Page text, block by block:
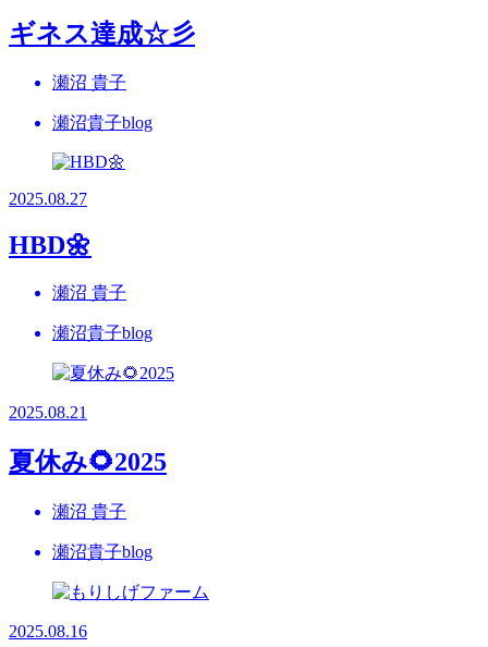
ギネス達成☆彡
瀬沼 貴子
瀬沼貴子blog
2025.08.27
HBD🌼
瀬沼 貴子
瀬沼貴子blog
2025.08.21
夏休み🌻2025
瀬沼 貴子
瀬沼貴子blog
2025.08.16